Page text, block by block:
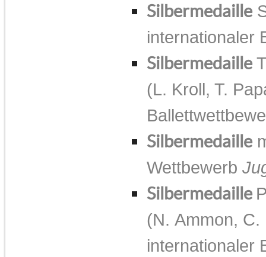
Silbermedaille
internationaler
Silbermedaille
(L. Kroll, T.
Silbermedaille
Wettbewerb
Silbermedaille
(N. Ammon, C.
internationaler